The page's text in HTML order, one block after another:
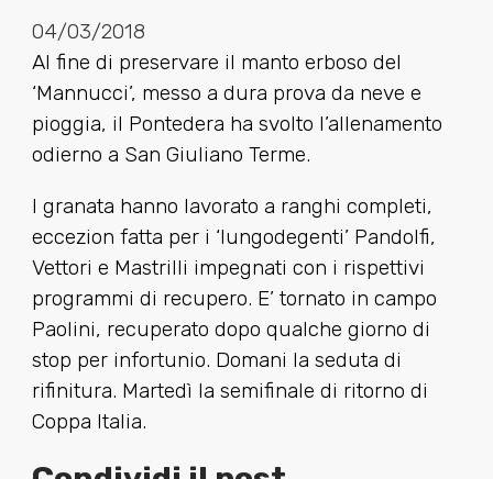
04/03/2018
Al fine di preservare il manto erboso del
‘Mannucci’, messo a dura prova da neve e
pioggia, il Pontedera ha svolto l’allenamento
odierno a San Giuliano Terme.
I granata hanno lavorato a ranghi completi,
eccezion fatta per i ‘lungodegenti’ Pandolfi,
Vettori e Mastrilli impegnati con i rispettivi
programmi di recupero. E’ tornato in campo
Paolini, recuperato dopo qualche giorno di
stop per infortunio. Domani la seduta di
rifinitura. Martedì la semifinale di ritorno di
Coppa Italia.